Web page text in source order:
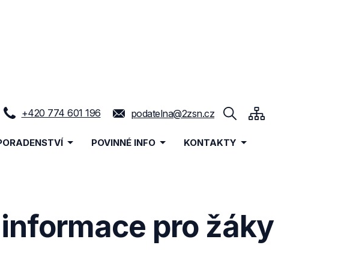
+420 774 601 196 podatelna@2zsn.cz
POVINNÉ INFO KONTAKTY
pro žáky